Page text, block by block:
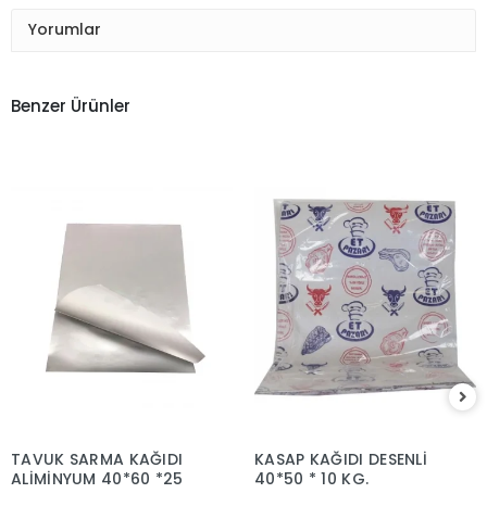
Yorumlar
Benzer Ürünler
TAVUK SARMA KAĞIDI
ALİMİNYUM 40*60 *25
KASAP KAĞIDI DESENLİ
40*50 * 10 KG.